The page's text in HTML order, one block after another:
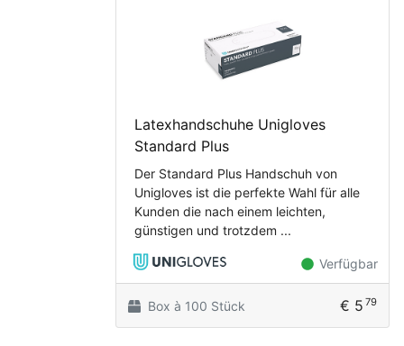
Latexhandschuhe Unigloves
Standard Plus
Der Standard Plus Handschuh von
Unigloves ist die perfekte Wahl für alle
Kunden die nach einem leichten,
günstigen und trotzdem ...
Verfügbar
Box à 100 Stück € 5 79